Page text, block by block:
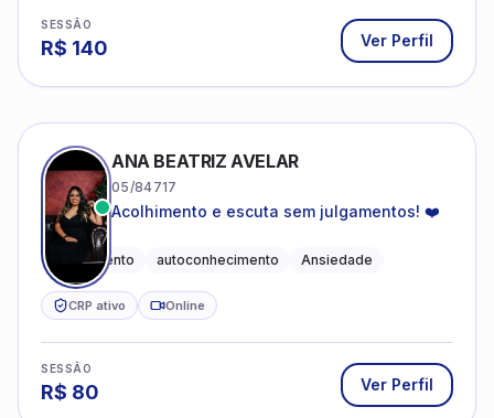
SESSÃO
R$ 140 Ver Perfil
ANA BEATRIZ AVELAR
05/84717
Acolhimento e escuta sem julgamentos! ❤️
Acolhimento autoconhecimento Ansiedade
CRP ativo Online
SESSÃO
R$ 80 Ver Perfil